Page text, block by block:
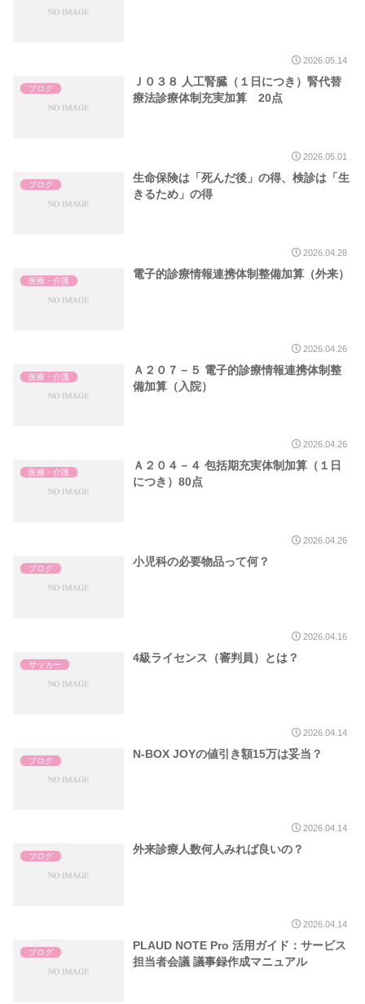
2026.05.14
ブログ
Ｊ０３８ 人工腎臓（１日につき）腎代替
療法診療体制充実加算 20点
2026.05.01
ブログ
生命保険は「死んだ後」の得、検診は「生
きるため」の得
2026.04.28
医療・介護
電子的診療情報連携体制整備加算（外来）
2026.04.26
医療・介護
Ａ２０７－５ 電子的診療情報連携体制整
備加算（入院）
2026.04.26
医療・介護
Ａ２０４－４ 包括期充実体制加算（１日
につき）80点
2026.04.26
ブログ
小児科の必要物品って何？
2026.04.16
サッカー
4級ライセンス（審判員）とは？
2026.04.14
ブログ
N-BOX JOYの値引き額15万は妥当？
2026.04.14
ブログ
外来診療人数何人みれば良いの？
2026.04.14
ブログ
PLAUD NOTE Pro 活用ガイド：サービス
担当者会議 議事録作成マニュアル